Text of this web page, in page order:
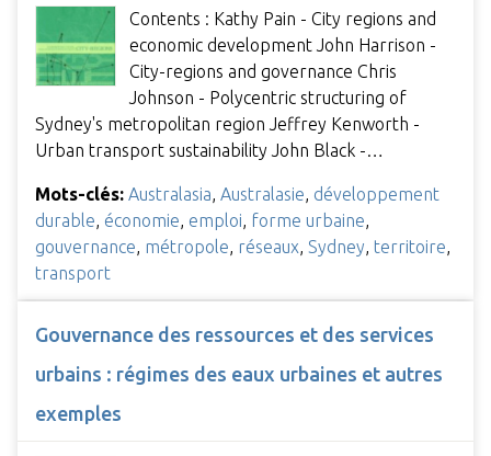
Contents : Kathy Pain - City regions and
economic development John Harrison -
City-regions and governance Chris
Johnson - Polycentric structuring of
Sydney's metropolitan region Jeffrey Kenworth -
Urban transport sustainability John Black -…
Mots-clés: Australasia, Australasie, développement
durable, économie, emploi, forme urbaine,
gouvernance, métropole, réseaux, Sydney, territoire,
transport
Gouvernance des ressources et des services
urbains : régimes des eaux urbaines et autres
exemples